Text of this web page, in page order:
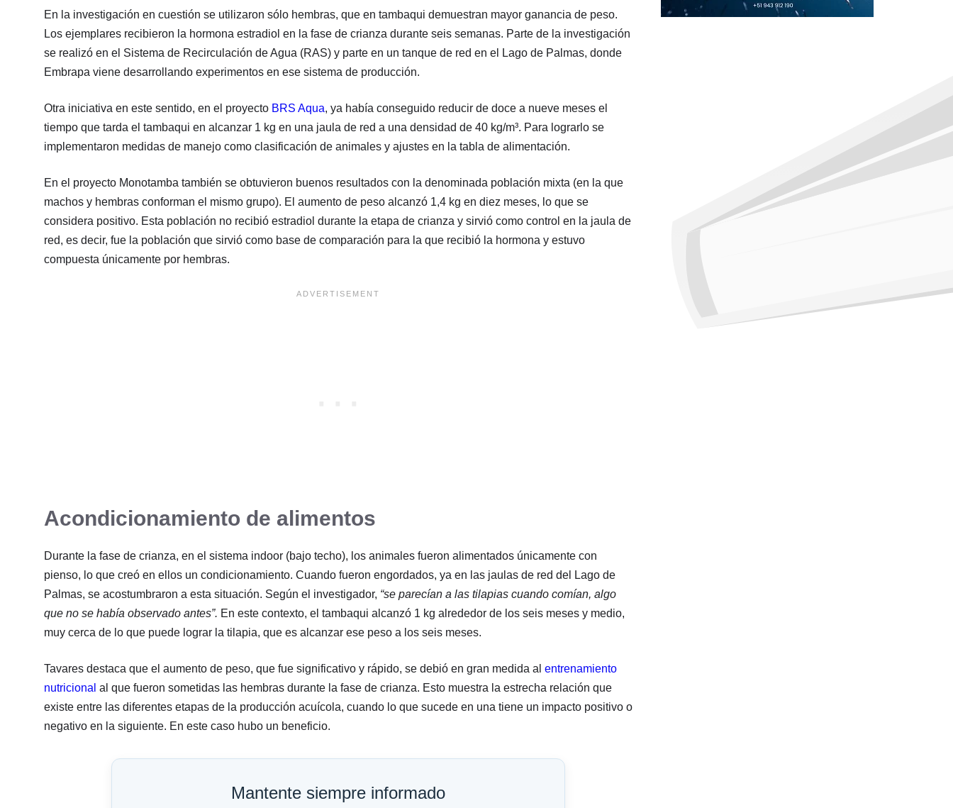
En la investigación en cuestión se utilizaron sólo hembras, que en tambaqui demuestran mayor ganancia de peso.
Los ejemplares recibieron la hormona estradiol en la fase de crianza durante seis semanas. Parte de la investigación
se realizó en el Sistema de Recirculación de Agua (RAS) y parte en un tanque de red en el Lago de Palmas, donde
Embrapa viene desarrollando experimentos en ese sistema de producción.
Otra iniciativa en este sentido, en el proyecto BRS Aqua, ya había conseguido reducir de doce a nueve meses el
tiempo que tarda el tambaqui en alcanzar 1 kg en una jaula de red a una densidad de 40 kg/m³. Para lograrlo se
implementaron medidas de manejo como clasificación de animales y ajustes en la tabla de alimentación.
En el proyecto Monotamba también se obtuvieron buenos resultados con la denominada población mixta (en la que
machos y hembras conforman el mismo grupo). El aumento de peso alcanzó 1,4 kg en diez meses, lo que se
considera positivo. Esta población no recibió estradiol durante la etapa de crianza y sirvió como control en la jaula de
red, es decir, fue la población que sirvió como base de comparación para la que recibió la hormona y estuvo
compuesta únicamente por hembras.
Acondicionamiento de alimentos
Durante la fase de crianza, en el sistema indoor (bajo techo), los animales fueron alimentados únicamente con
pienso, lo que creó en ellos un condicionamiento. Cuando fueron engordados, ya en las jaulas de red del Lago de
Palmas, se acostumbraron a esta situación. Según el investigador, “se parecían a las tilapias cuando comían, algo
que no se había observado antes”. En este contexto, el tambaqui alcanzó 1 kg alrededor de los seis meses y medio,
muy cerca de lo que puede lograr la tilapia, que es alcanzar ese peso a los seis meses.
Tavares destaca que el aumento de peso, que fue significativo y rápido, se debió en gran medida al entrenamiento
nutricional al que fueron sometidas las hembras durante la fase de crianza. Esto muestra la estrecha relación que
existe entre las diferentes etapas de la producción acuícola, cuando lo que sucede en una tiene un impacto positivo o
negativo en la siguiente. En este caso hubo un beneficio.
Mantente siempre informado